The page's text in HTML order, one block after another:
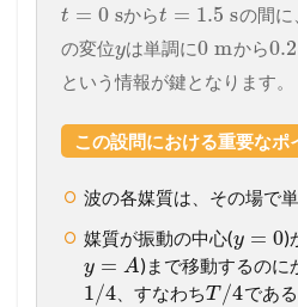
t = 0 sからt = 1.5 sの間に
の変位yは単調に0 mから0.2
という情報が鍵となります。
この設問における重要なポ
波の各媒質は、その場で
媒質が振動の中心(y = 0)
y = A)まで移動するのに
1/4 、すなわちT /4である